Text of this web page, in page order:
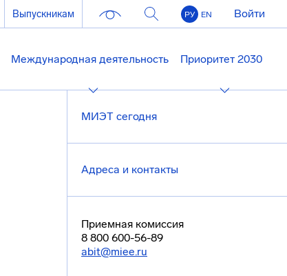
Выпускникам РУ EN Войти
Международная деятельность Приоритет 2030
МИЭТ сегодня
Адреса и контакты
Приемная комиссия
8 800 600-56-89
abit@miee.ru